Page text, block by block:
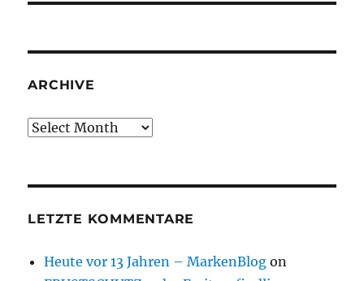
ARCHIVE
Archive
LETZTE KOMMENTARE
Heute vor 13 Jahren – MarkenBlog on